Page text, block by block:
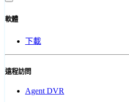
軟體
下載
遠程訪問
Agent DVR